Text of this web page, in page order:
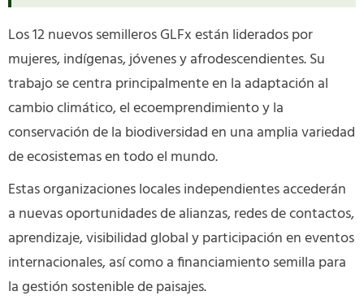
Los 12 nuevos semilleros GLFx están liderados por
mujeres, indígenas, jóvenes y afrodescendientes. Su
trabajo se centra principalmente en la adaptación al
cambio climático, el ecoemprendimiento y la
conservación de la biodiversidad en una amplia variedad
de ecosistemas en todo el mundo.
Estas organizaciones locales independientes accederán
a nuevas oportunidades de alianzas,redesde contactos,
aprendizaje, visibilidad global y participación en eventos
internacionales, así como a financiamiento semilla para
la gestión sostenible de paisajes.